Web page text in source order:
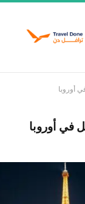
أوروبا
في أوروبا